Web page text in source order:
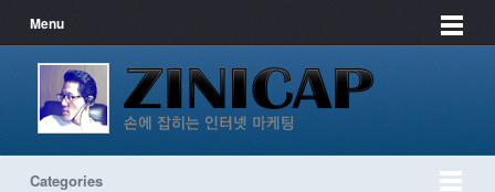
Menu
Categories